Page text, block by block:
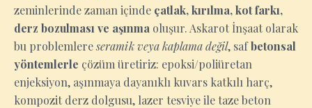
zeminlerinde zaman içinde çatlak, kırılma, kot farkı,
derz bozulması ve aşınma oluşur. Askarot İnşaat olarak
bu problemlereseramik veya kaplama değil, safbetonsal
yöntemlerle çözüm üretiriz: epoksi/poliüretan
enjeksiyon, aşınmaya dayanıklı kuvars katkılı harç,
kompozit derz dolgusu, lazer tesviye ile taze beton